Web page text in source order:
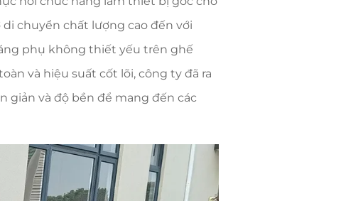
chuyển chất lượng cao đến với
phụ không thiết yếu trên ghế
và hiệu suất cốt lõi, công ty đã ra
giản và độ bền để mang đến các